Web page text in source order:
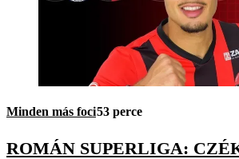
Minden más foci53 perce
ROMÁN SUPERLIGA: